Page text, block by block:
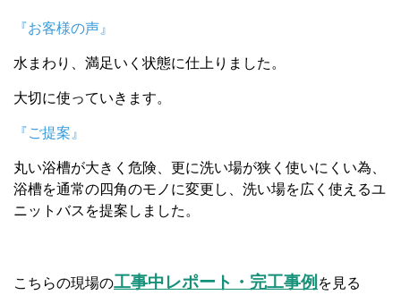
『お客様の声』
水まわり、満足いく状態に仕上りました。
大切に使っていきます。
『ご提案』
丸い浴槽が大きく危険、更に洗い場が狭く使いにくい為、
浴槽を通常の四角のモノに変更し、洗い場を広く使えるユ
ニットバスを提案しました。
こちらの現場の工事中レポート・完工事例 を見る